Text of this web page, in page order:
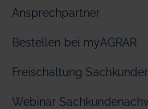
Ansprechpartner
Bestellen bei myAGRAR
Freischaltung
Webinar